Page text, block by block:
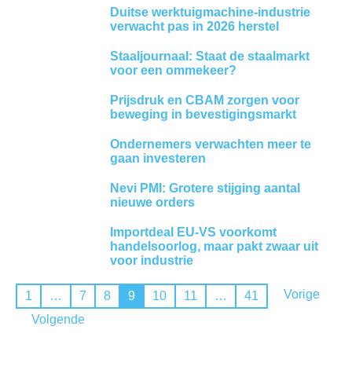
Duitse werktuigmachine-industrie
verwacht pas in 2026 herstel
Staaljournaal: Staat de staalmarkt
voor een ommekeer?
Prijsdruk en CBAM zorgen voor
beweging in bevestigingsmarkt
Ondernemers verwachten meer te
gaan investeren
Nevi PMI: Grotere stijging aantal
nieuwe orders
Importdeal EU-VS voorkomt
handelsoorlog, maar pakt zwaar uit
voor industrie
Vorige
1 … 7 8 9 10 11 …
41
Volgende